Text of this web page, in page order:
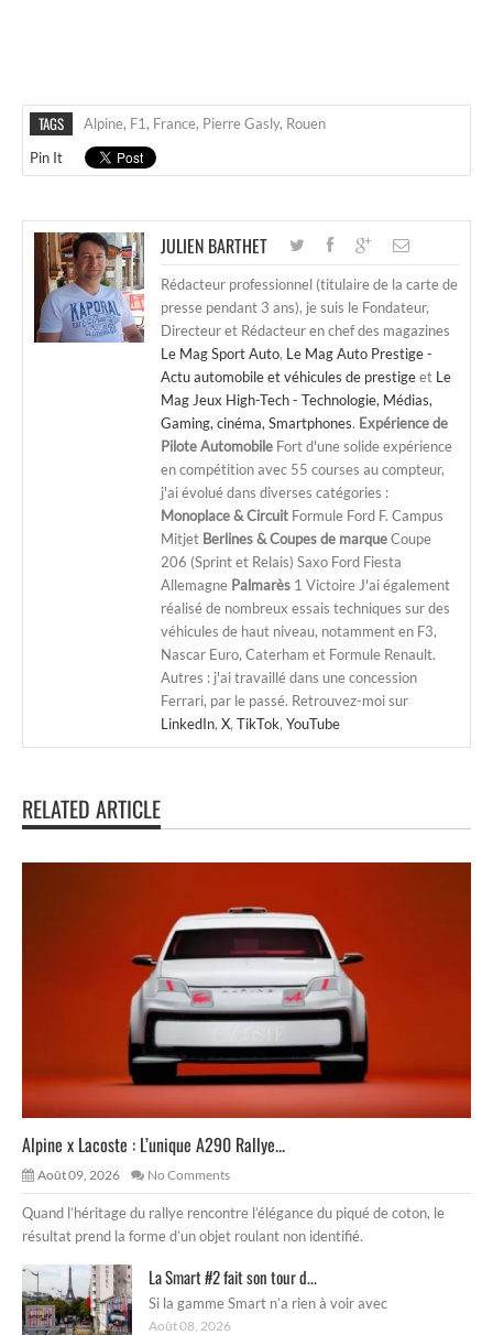
TAGS Alpine, F1, France, Pierre Gasly, Rouen
Pin It
JULIEN BARTHET
Rédacteur professionnel (titulaire de la carte de
presse pendant 3 ans), je suis le Fondateur,
Directeur et Rédacteur en chef des magazines
Le Mag Sport Auto, Le Mag Auto Prestige -
Actu automobile et véhicules de prestigeet Le
Mag Jeux High-Tech - Technologie, Médias,
Gaming, cinéma, Smartphones. Expérience de
Pilote Automobile Fort d'une solide expérience
en compétition avec 55 courses au compteur,
j'ai évolué dans diverses catégories :
Monoplace & Circuit Formule Ford F. Campus
Mitjet Berlines & Coupes de marqueCoupe
206 (Sprint et Relais) Saxo Ford Fiesta
Allemagne Palmarès 1 Victoire J'ai également
réalisé de nombreux essais techniques sur des
véhicules de haut niveau, notamment en F3,
Nascar Euro, Caterham et Formule Renault.
Autres : j'ai travaillé dans une concession
Ferrari, par le passé. Retrouvez-moi sur
LinkedIn, X, TikTok, YouTube
RELATED ARTICLE
Alpine x Lacoste : L’unique A290 Rallye...
Août 09, 2026 No Comments
Quand l’héritage du rallye rencontre l’élégance du piqué de coton, le
résultat prend la forme d’un objet roulant non identifié.
La Smart #2 fait son tour d...
Si la gamme Smart n’a rien à voir avec
Août 08, 2026